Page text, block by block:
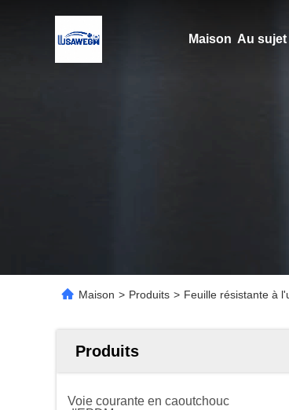
Maison Au
Maison > Produits > Feuille résistante à
Produits
Voie courante en caoutchouc